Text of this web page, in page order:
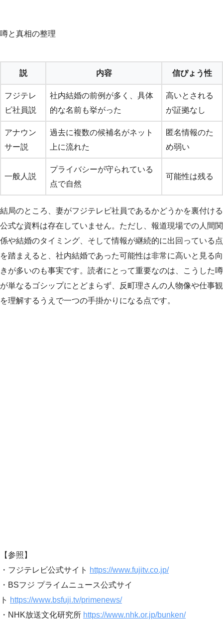
噂と真相の整理
説 内容 信ぴょう性
フジテレ
ビ社員説
社内結婚の前例が多く、具体
的な名前も挙がった
高いとされる
が証拠なし
アナウン
サー説
過去に複数の候補名がネット
上に流れた
匿名情報のた
め弱い
一般人説
プライバシーが守られている
点で自然
可能性は残る
結局のところ、妻がフジテレビ社員であるかどうかを裏付ける
公式な資料は存在していません。ただし、報道現場での人間関
係や結婚のタイミング、そして情報が継続的に出回っている点
を踏まえると、社内結婚であった可能性は非常に高いと見る向
きが多いのも事実です。読者にとって重要なのは、こうした噂
が単なるゴシップにとどまらず、反町理さんの人物像や仕事観
を理解するうえで一つの手掛かりになる点です。
【参照】
・フジテレビ公式サイト https://www.fujitv.co.jp/
・BSフジ プライムニュース公式サイ
ト https://www.bsfuji.tv/primenews/
・NHK放送文化研究所 https://www.nhk.or.jp/bunken/